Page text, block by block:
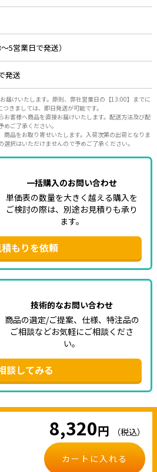
5営業日で発送）
発送
届けいたします。原則、弊社営業日の【13:00】までに
きましては、即日発送が可能です。
客様へ商品を直接お届けいたします。配送方法及び配
ご了承ください。
品をお取り寄せいたします。入荷次第の出荷となりま
択はいただけませんので予めご了承ください。
一括購入のお問い合わせ
単価表の数量を大きく越える購入を
ご検討の際は、別途お見積りも承り
ます。
もりを依頼
技術的なお問い合わせ
商品の選定/ご提案、仕様、特注品の
ご相談などお気軽にご相談くださ
い。
談してみる
8,320円 （税込）
カートに入れる